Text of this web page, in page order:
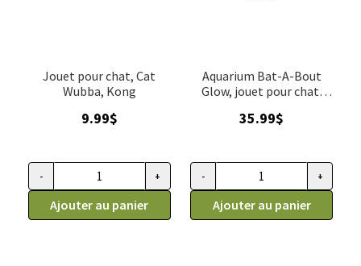
Jouet pour chat, Cat
Wubba, Kong
9.99$
quantité de Jouet pour chat, Cat Wubba, Kong
- +
Ajouter au panier
Aquarium Bat-A-Bout
Glow, jouet pour chat,
35.99$
quantité de Aquarium Bat-A-
- +
Ajouter au panier